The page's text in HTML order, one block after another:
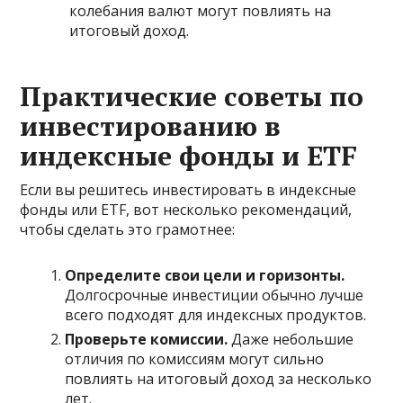
колебания валют могут повлиять на
итоговый доход.
Практические советы по
инвестированию в
индексные фонды и ETF
Если вы решитесь инвестировать в индексные
фонды или ETF, вот несколько рекомендаций,
чтобы сделать это грамотнее:
Определите свои цели и горизонты.
Долгосрочные инвестиции обычно лучше
всего подходят для индексных продуктов.
Проверьте комиссии.Даже небольшие
отличия по комиссиям могут сильно
повлиять на итоговый доход за несколько
лет.